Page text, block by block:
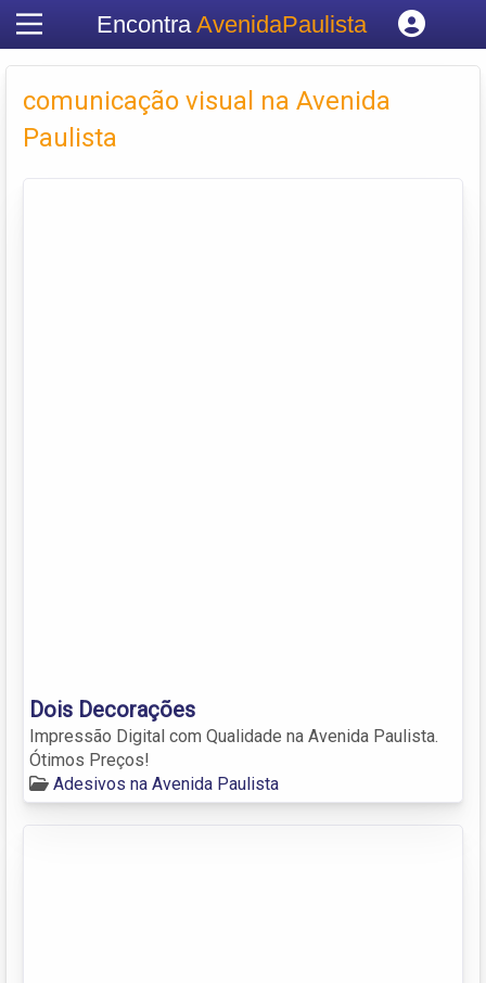
EncontraAvenidaPaulista
Cadastrar empresa
Criar conta
comunicação visual na Avenida
Paulista
Dois Decorações
Impressão Digital com Qualidade na Avenida Paulista.
Ótimos Preços!
Adesivos na Avenida Paulista